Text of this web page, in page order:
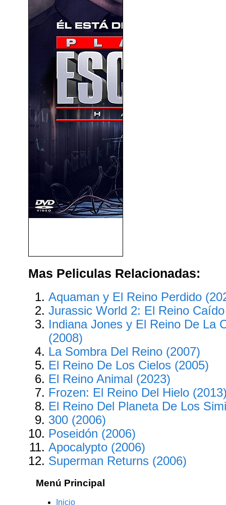
Mas Peliculas Relacionadas:
Aquaman y El Reino Perdido
Jurassic World 2: El Reino
Indiana Jones y El Reino De La
(2008)
La Sombra Del Reino (2007)
El Reino De Los Cielos (2005)
El Reino Animal (2023)
Frozen: El Reino Del Hielo
El Reino Del Planeta De Los
300 (2006)
Poseidón (2006)
Apocalypto (2006)
Superman Returns (2006)
Menú Principal
Inicio